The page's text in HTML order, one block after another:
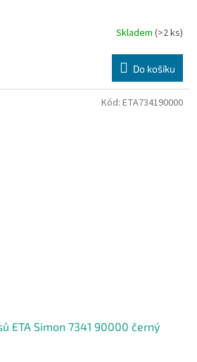
Skladem (>2 ks)
Do košíku
ETA Simon 7341 90000 černý
Kód: ETA734190000